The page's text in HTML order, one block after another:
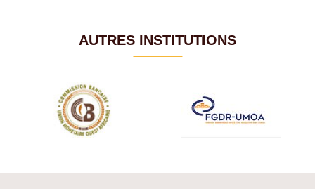
AUTRES INSTITUTIONS